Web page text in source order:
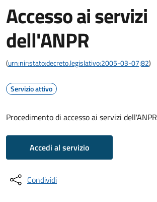
Accesso ai servizi
dell'ANPR
(urn:nir:stato:decreto.legislativo:2005-03-07;82)
Servizio attivo
Procedimento di accesso ai servizi dell'ANPR
Accedi al servizio
Condividi